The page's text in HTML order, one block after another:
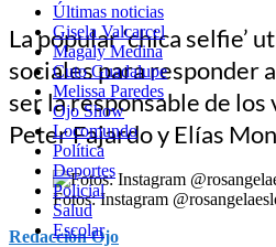
Últimas noticias
Gisela Valcarcel
Magaly Medina
Cuto Guadalupe
Melissa Paredes
Ojo Show
Locomundo
Política
Deportes
Policial
Salud
Escolar
La popular ‘chica selfie’
sociales para responder
ser la responsable de
Peter Fajardo y Elías
Fotos: Instagram
Redacción Ojo